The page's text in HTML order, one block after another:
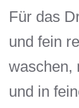
Für das
und fein
waschen,
und in